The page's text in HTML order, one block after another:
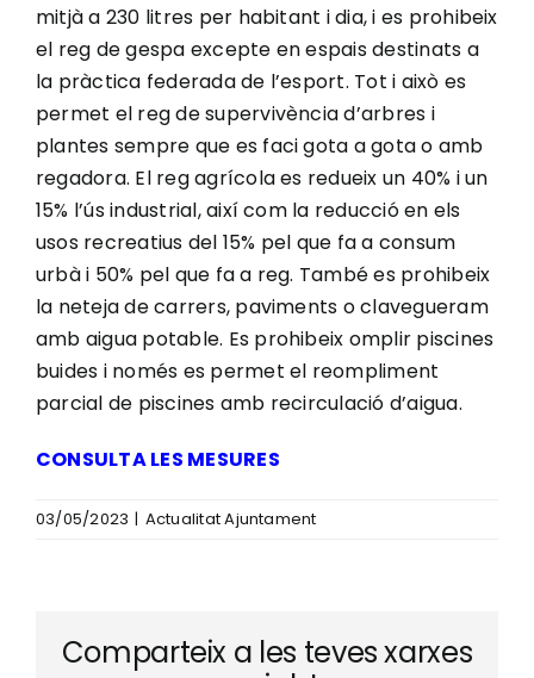
mitjà a 230 litres per habitant i dia, i es prohibeix
el reg de gespa excepte en espais destinats a
la pràctica federada de l’esport. Tot i això es
permet el reg de supervivència d’arbres i
plantes sempre que es faci gota a gota o amb
regadora. El reg agrícola es redueix un 40% i un
15% l’ús industrial, així com la reducció en els
usos recreatius del 15% pel que fa a consum
urbà i 50% pel que fa a reg. També es prohibeix
la neteja de carrers, paviments o clavegueram
amb aigua potable. Es prohibeix omplir piscines
buides i només es permet el reompliment
parcial de piscines amb recirculació d’aigua.
CONSULTA LES MESURES
03/05/2023 | Actualitat Ajuntament
Comparteix a les teves xarxes